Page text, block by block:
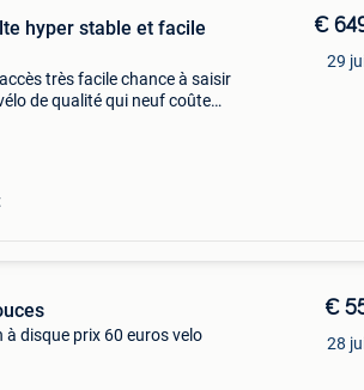
hyper stable et facile
très facile chance à saisir
de qualité qui neuf coûte
€
29
à disque prix 60 euros velo
€
28